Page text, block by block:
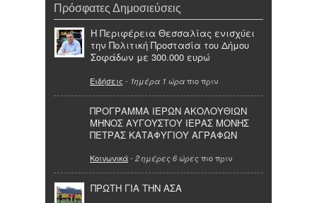
Πρόσφατες Δημοσιεύσεις
Η Περιφέρεια Θεσσαλίας ενισχύει
την Πολιτική Προστασία του Δήμου
Σοφάδων με 300.000 ευρώ
Ειδήσεις - 1ημέρα 1 ώρα πιο πριν
ΠΡΟΓΡΑΜΜΑ ΙΕΡΩΝ ΑΚΟΛΟΥΘΙΩΝ
ΜΗΝΟΣ ΑΥΓΟΥΣΤΟΥ ΙΕΡΑΣ ΜΟΝΗΣ
ΠΕΤΡΑΣ ΚΑΤΑΦΥΓΙΟΥ ΑΓΡΑΦΩΝ
Κοινωνικά- 2 ημέρες 6 ώρες πιο πριν
ΠΡΩΤΗ ΓΙΑ ΤΗΝ ΑΣΑ